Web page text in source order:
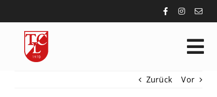
springen
Zurück Vor